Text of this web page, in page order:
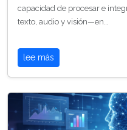
capacidad de procesar e
texto, audio y visión—en…
lee más